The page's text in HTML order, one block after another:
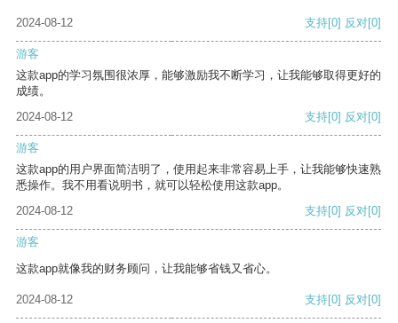
2024-08-12 支持[0] 反对[0]
游客
这款app的学习氛围很浓厚，能够激励我不断学习，让我能够取得更好的
成绩。
2024-08-12
支持[0] 反对[0]
游客
这款app的用户界面简洁明了，使用起来非常容易上手，让我能够快速熟
悉操作。我不用看说明书，就可以轻松使用这款app。
2024-08-12
支持[0] 反对[0]
游客
这款app就像我的财务顾问，让我能够省钱又省心。
2024-08-12 支持[0] 反对[0]